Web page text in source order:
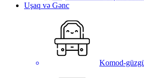
Uşaq və Gənc
Komod-